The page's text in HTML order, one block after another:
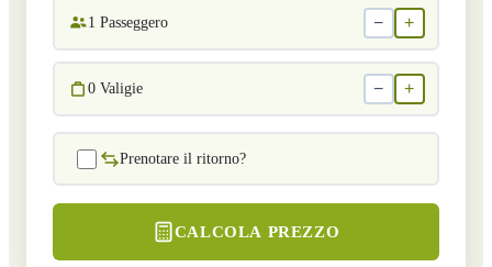
1 Passeggero − +
0 Valigie − +
Prenotare il ritorno?
CALCOLA PREZZO